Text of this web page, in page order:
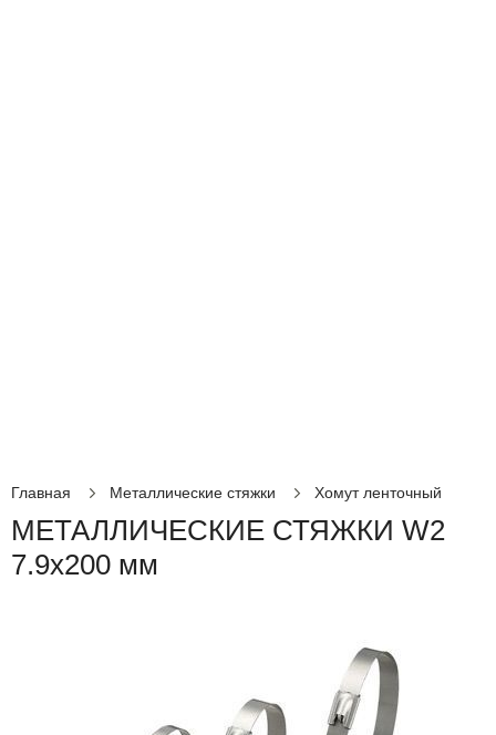
Главная Металлические стяжки Хомут ленточный
МЕТАЛЛИЧЕСКИЕ СТЯЖКИ W2
7.9x200 мм